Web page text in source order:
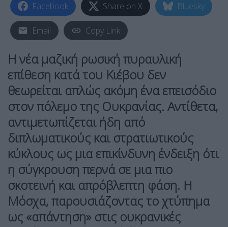
Facebook Share on X Bluesky
Email Copy Link
Η νέα μαζική ρωσική πυραυλική
επίθεση κατά του Κιέβου δεν
θεωρείται απλώς ακόμη ένα επεισόδιο
στον πόλεμο της Ουκρανίας. Αντίθετα,
αντιμετωπίζεται ήδη από
διπλωματικούς και στρατιωτικούς
κύκλους ως μια επικίνδυνη ένδειξη ότι
η σύγκρουση περνά σε μια πιο
σκοτεινή και απρόβλεπτη φάση. Η
Μόσχα, παρουσιάζοντας το χτύπημα
ως «απάντηση» στις ουκρανικές